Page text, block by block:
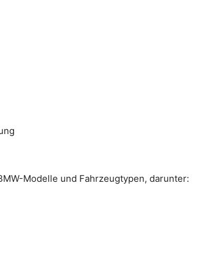
Modelle und Fahrzeugtypen, darunter: